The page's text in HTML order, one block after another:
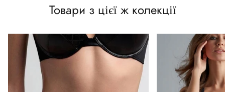
Товари з цієї ж колекції